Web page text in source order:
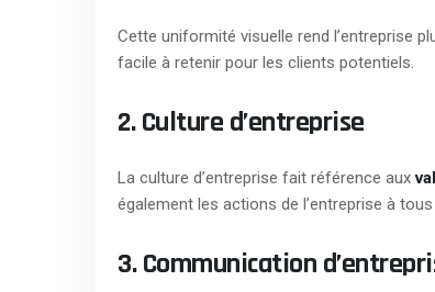
Cette uniformité visuelle rend l’entreprise
facile à retenir pour les clients potentiels.
2. Culture d’entreprise
La culture d’entreprise fait référence aux
également les actions de l’entreprise à
3. Communication